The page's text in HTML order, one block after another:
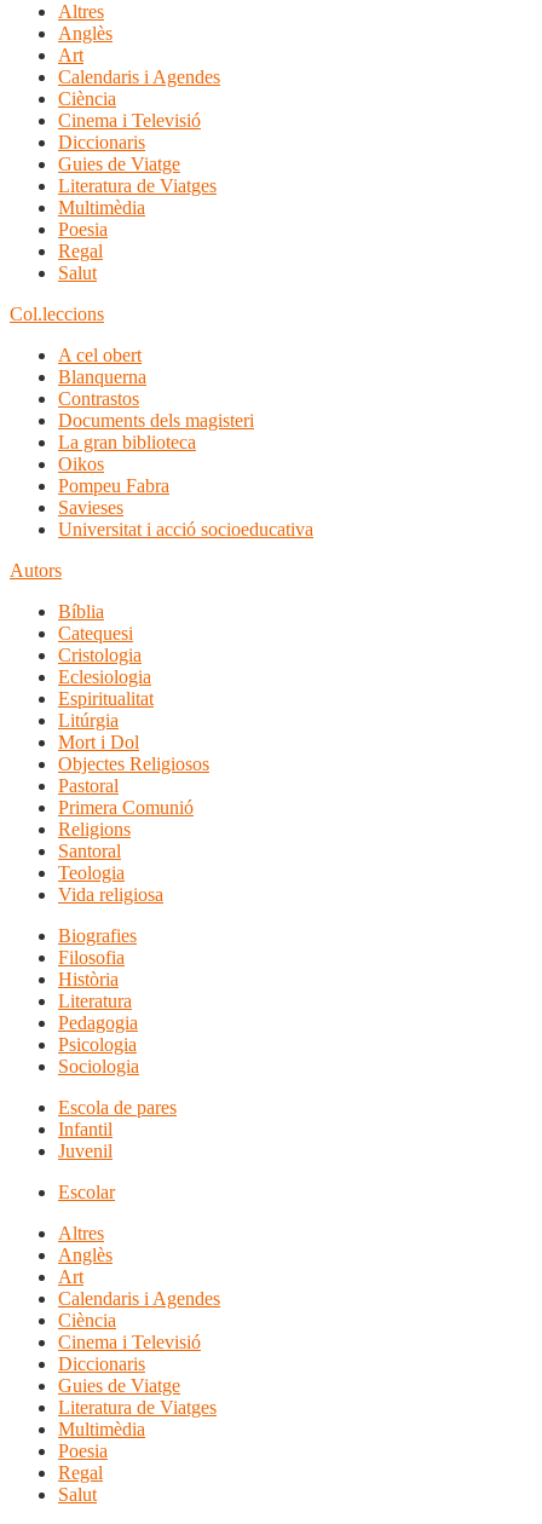
Altres
Anglès
Art
Calendaris i Agendes
Ciència
Cinema i Televisió
Diccionaris
Guies de Viatge
Literatura de Viatges
Multimèdia
Poesia
Regal
Salut
Col.leccions
A cel obert
Blanquerna
Contrastos
Documents dels magisteri
La gran biblioteca
Oikos
Pompeu Fabra
Savieses
Universitat i acció socioeducativa
Autors
Bíblia
Catequesi
Cristologia
Eclesiologia
Espiritualitat
Litúrgia
Mort i Dol
Objectes Religiosos
Pastoral
Primera Comunió
Religions
Santoral
Teologia
Vida religiosa
Biografies
Filosofia
Història
Literatura
Pedagogia
Psicologia
Sociologia
Escola de pares
Infantil
Juvenil
Escolar
Altres
Anglès
Art
Calendaris i Agendes
Ciència
Cinema i Televisió
Diccionaris
Guies de Viatge
Literatura de Viatges
Multimèdia
Poesia
Regal
Salut